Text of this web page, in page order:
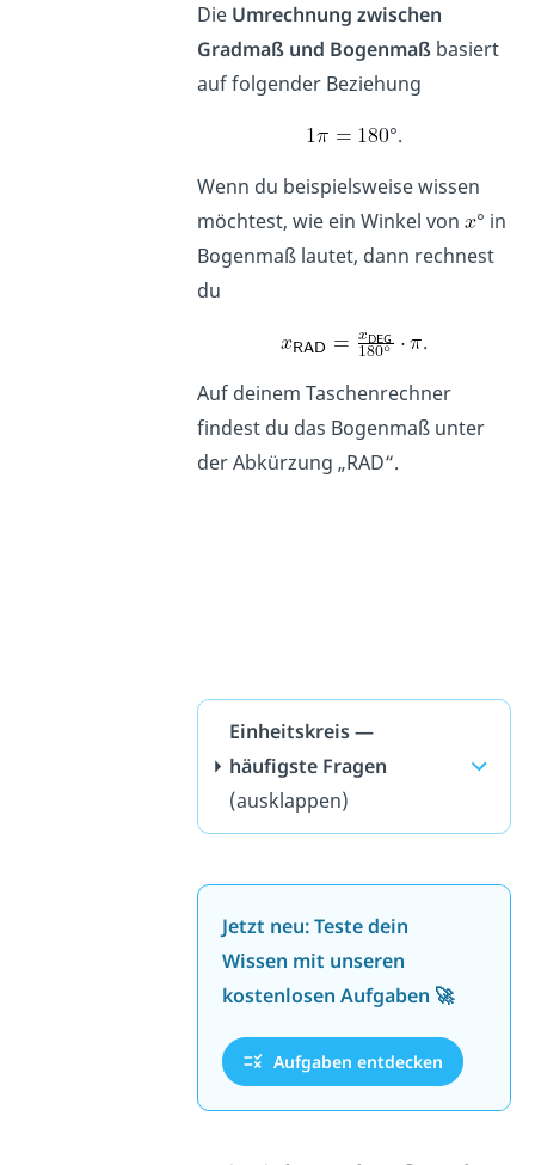
Die Umrechnung zwischen
Gradmaß und Bogenmaß basiert
auf folgender Beziehung
°.
Wenn du beispielsweise wissen
möchtest, wie ein Winkel von ° in
Bogenmaß lautet, dann rechnest
du
.
Auf deinem Taschenrechner
findest du das Bogenmaß unter
der Abkürzung „RAD“.
Einheitskreis —
häufigste Fragen
(ausklappen)
Jetzt neu: Teste dein
Wissen mit unseren
kostenlosen Aufgaben 🚀
Aufgaben entdecken